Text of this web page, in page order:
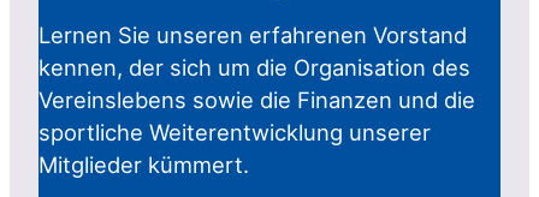
Lernen Sie unseren erfahrenen Vorstand
kennen, der sich um die Organisation des
Vereinslebens sowie die Finanzen und die
sportliche Weiterentwicklung unserer
Mitglieder kümmert.